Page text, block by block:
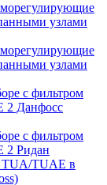
узлами
узлами
с фильтром
2 Данфосс
с фильтром
2 Ридан
TUA/TUAE в